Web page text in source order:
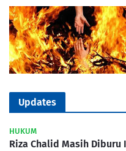
Updates
HUKUM
Riza Chalid Masih Diburu